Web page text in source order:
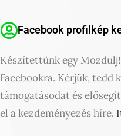
Facebook profilkép
Készítettünk egy
Facebookra. Kérjük, tedd
támogatásodat és
el a kezdeményezés híre.